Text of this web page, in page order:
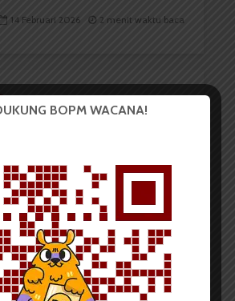
14 Februari 2026 2 menit waktu baca
A USU Open
4 Januari 2022 2 menit waktu baca
BOPM WACANA!